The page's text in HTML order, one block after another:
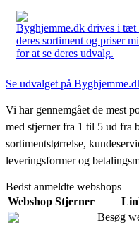
Byghjemme.dk drives i tæt
deres sortiment og priser
for at se deres udvalg.
Se udvalget på
Vi har gennemgået de mest
med stjerner fra 1 til 5 ud fra
sortimentstørrelse,
leveringsformer og
Bedst anmeldte webshops
Webshop Stjerner
Besøg